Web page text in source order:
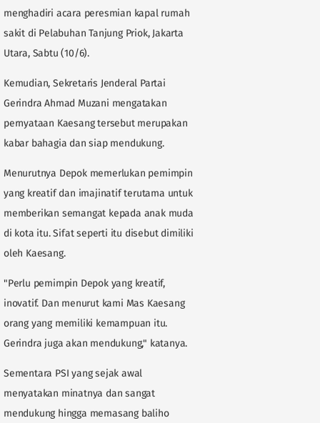
menghadiri acara peresmian kapal rumah
sakit di Pelabuhan Tanjung Priok, Jakarta
Utara, Sabtu (10/6).
Kemudian, Sekretaris Jenderal Partai
Gerindra Ahmad Muzani mengatakan
pernyataan Kaesang tersebut merupakan
kabar bahagia dan siap mendukung.
Menurutnya Depok memerlukan pemimpin
yang kreatif dan imajinatif terutama untuk
memberikan semangat kepada anak muda
di kota itu. Sifat seperti itu disebut dimiliki
oleh Kaesang.
"Perlu pemimpin Depok yang kreatif,
inovatif. Dan menurut kami Mas Kaesang
orang yang memiliki kemampuan itu.
Gerindra juga akan mendukung," katanya.
Sementara PSI yang sejak awal
menyatakan minatnya dan sangat
mendukung hingga memasang baliho